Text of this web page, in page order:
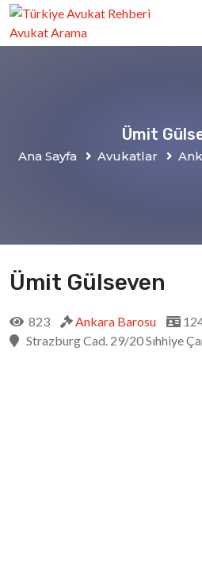
Ümit
Ana Sayfa Avukatlar
Ümit Gülseven
823 Ankara Barosu
Strazburg Cad. 29/20 Sıhhiye